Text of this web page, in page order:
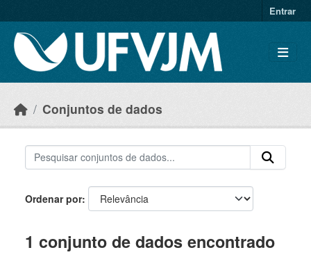
Entrar
Conjuntos de dados
Ordenar por
1 conjunto de dados encontrado